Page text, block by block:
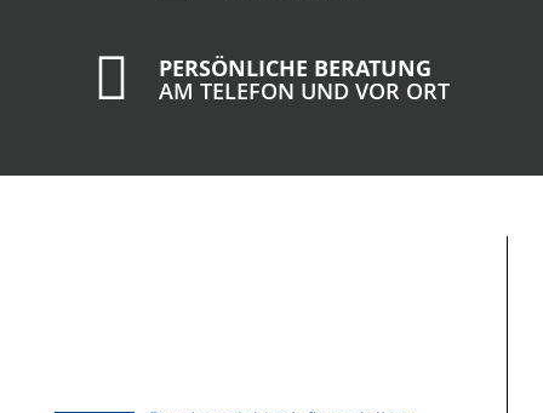
PERSÖNLICHE BERATUNG
AM TELEFON UND VOR ORT